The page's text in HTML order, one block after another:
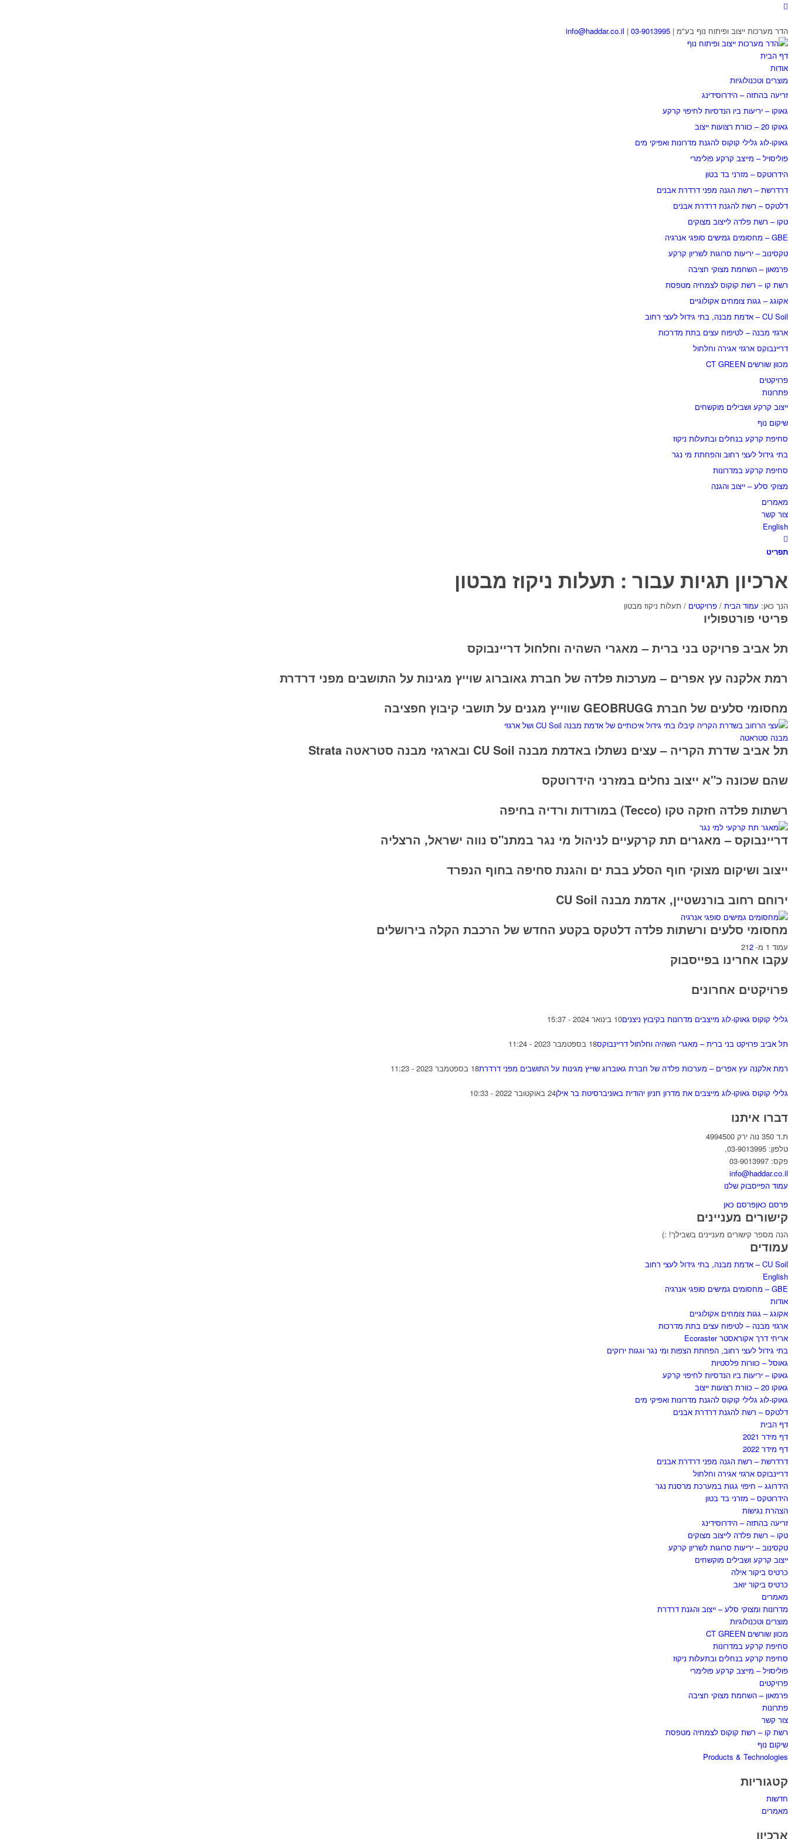
הדר מערכות ייצוב ופיתוח נוף בע"מ | 03-9013995
|
info@haddar.co.il
דף הבית
אודות
מוצרים וטכנולוגיות
זריעה בהתזה – הידרוסידינג
גאוקו – יריעות ביו הנדסיות לחיפוי קרקע
גאוקו 20 – כוורת רצועות ייצוב
גאוקו-לוג גלילי קוקוס להגנת מדרונות ואפיקי מים
פוליסויל – מייצב קרקע פולימרי
הידרוטקס – מזרני בד בטון
דרדרשת – רשת הגנה מפני דרדרת אבנים
דלטקס – רשת להגנת דרדרת אבנים
טקו – רשת פלדה לייצוב מצוקים
GBE – מחסומים גמישים סופגי אנרגיה
טקסינוב – יריעות סרוגות לשריון קרקע
פרמאון – השחמת מצוקי חציבה
רשת קו – רשת קוקוס לצמחיה מטפסת
אקוגג – גגות צומחים אקולוגיים
CU Soil – אדמת מבנה, בתי גידול לעצי רחוב
ארגזי מבנה – לטיפוח עצים בתת מדרכות
דריינבוקס ארגזי אגירה וחלחול
מכוון שורשים CT GREEN
פרויקטים
פתרונות
ייצוב קרקע ושבילים מוקשחים
שיקום נוף
סחיפת קרקע בנחלים ובתעלות ניקוז
בתי גידול לעצי רחוב והפחתת מי נגר
סחיפת קרקע במדרונות
מצוקי סלע – ייצוב והגנה
מאמרים
צור קשר
English
תפריט
ארכיון תגיות עבור : תעלות ניקוז מבטון
הנך כאן: עמוד הבית / פרויקטים / תעלות ניקוז מבטון
פריטי פורטפוליו
תל אביב פרויקט בני ברית – מאגרי השהיה וחלחול דריינבוקס
רמת אלקנה עץ אפרים – מערכות פלדה של חברת גאוברוג שוייץ מגינות על התושבים מפני דרדרת
מחסומי סלעים של חברת GEOBRUGG שווייץ מגנים על תושבי קיבוץ חפציבה
תל אביב שדרת הקריה – עצים נשתלו באדמת מבנה CU Soil ובארגזי מבנה סטראטה Strata
שהם שכונה כ"א ייצוב נחלים במזרני הידרוטקס
רשתות פלדה חזקה טקו (Tecco) במורדות ורדיה בחיפה
דריינבוקס – מאגרים תת קרקעיים לניהול מי נגר במתנ"ס נווה ישראל, הרצליה
ייצוב ושיקום מצוקי חוף הסלע בבת ים והגנת סחיפה בחוף הנפרד
ירוחם רחוב בורנשטיין, אדמת מבנה CU Soil
מחסומי סלעים ורשתות פלדה דלטקס בקטע החדש של הרכבת הקלה בירושלים
עמוד 1 מ- 2 12
עקבו אחרינו בפייסבוק
פרויקטים אחרונים
גלילי קוקוס גאוקו-לוג מייצבים מדרונות בקיבוץ ניצנים10 בינואר 2024 - 15:37
תל אביב פרויקט בני ברית – מאגרי השהיה וחלחול דריינבוקס18 בספטמבר 2023 - 11:24
רמת אלקנה עץ אפרים – מערכות פלדה של חברת גאוברוג שוייץ מגינות על התושבים מפני דרדרת18 בספטמבר 2023 - 11:23
גלילי קוקוס גאוקו-לוג מייצבים את מדרון חניון יהודית באוניברסיטת בר אילן24 באוקטובר 2022 - 10:33
דברו איתנו
ת.ד 350 נוה ירק 4994500
טלפון: 03-9013995,
פקס: 03-9013997
info@haddar.co.il
עמוד הפייסבוק שלנו
פרסם כאןפרסם כאן
קישורים מעניינים
הנה מספר קישורים מעניינים בשבילך! :)
עמודים
CU Soil – אדמת מבנה, בתי גידול לעצי רחוב
English
GBE – מחסומים גמישים סופגי אנרגיה
אודות
אקוגג – גגות צומחים אקולוגיים
ארגזי מבנה – לטיפוח עצים בתת מדרכות
אריחי דרך אקוראסטר Ecoraster
בתי גידול לעצי רחוב, הפחתת הצפות ומי נגר וגגות ירוקים
גאוסל – כוורות פלסטיות
גאוקו – יריעות ביו הנדסיות לחיפוי קרקע
גאוקו 20 – כוורת רצועות ייצוב
גאוקו-לוג גלילי קוקוס להגנת מדרונות ואפיקי מים
דלטקס – רשת להגנת דרדרת אבנים
דף הבית
דף מידר 2021
דף מידר 2022
דרדרשת – רשת הגנה מפני דרדרת אבנים
דריינבוקס ארגזי אגירה וחלחול
הידרוגג – חיפוי גגות במערכת מרסנת נגר
הידרוטקס – מזרני בד בטון
הצהרת נגישות
זריעה בהתזה – הידרוסידינג
טקו – רשת פלדה לייצוב מצוקים
טקסינוב – יריעות סרוגות לשריון קרקע
ייצוב קרקע ושבילים מוקשחים
כרטיס ביקור אילה
כרטיס ביקור יואב
מאמרים
מדרונות ומצוקי סלע – ייצוב והגנת דרדרת
מוצרים וטכנולוגיות
מכוון שורשים CT GREEN
סחיפת קרקע במדרונות
סחיפת קרקע בנחלים ובתעלות ניקוז
פוליסויל – מייצב קרקע פולימרי
פרויקטים
פרמאון – השחמת מצוקי חציבה
פתרונות
צור קשר
רשת קו – רשת קוקוס לצמחיה מטפסת
שיקום נוף
Products & Technologies
קטגוריות
חדשות
מאמרים
ארכיון